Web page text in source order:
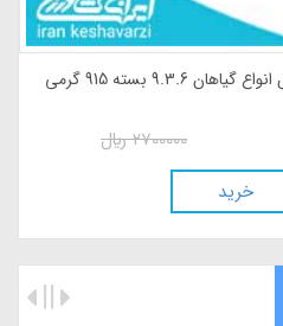
بسته 1025 گرمی
3500000ريال
خريد